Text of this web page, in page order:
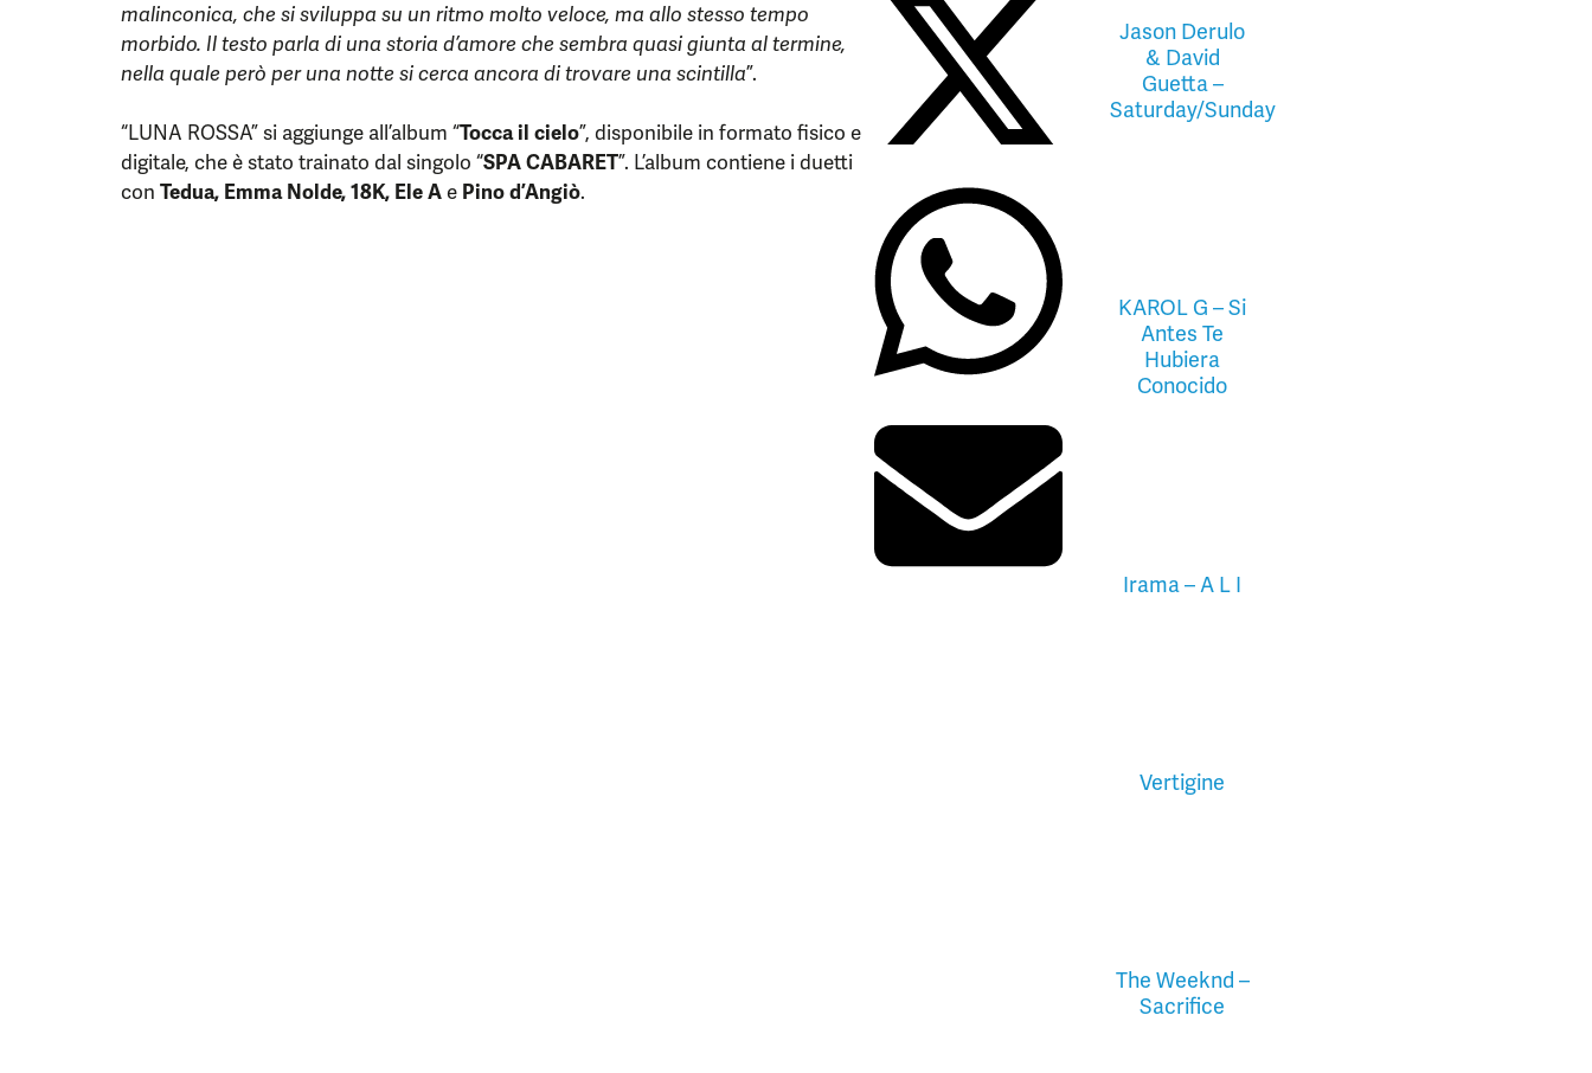
malinconica, che si sviluppa su un ritmo molto veloce, ma allo stesso tempo
morbido. Il testo parla di una storia d’amore che sembra quasi giunta al termine,
nella quale però per una notte si cerca ancora di trovare una scintilla”.
“LUNA ROSSA” si aggiunge all’album “Tocca il cielo”, disponibile in formato fisico e
digitale, che è stato trainato dal singolo “SPA CABARET”. L’album contiene i duetti
con Tedua, Emma Nolde, 18K, Ele Ae Pino d’Angiò.
Jason Derulo
& David
Guetta –
Saturday/Sunday
KAROL G – Si
Antes Te
Hubiera
Conocido
Irama – A L I
Vertigine
The Weeknd –
Sacrifice